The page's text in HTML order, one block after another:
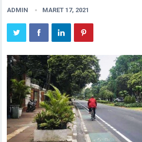
ADMIN MARET 17, 2021